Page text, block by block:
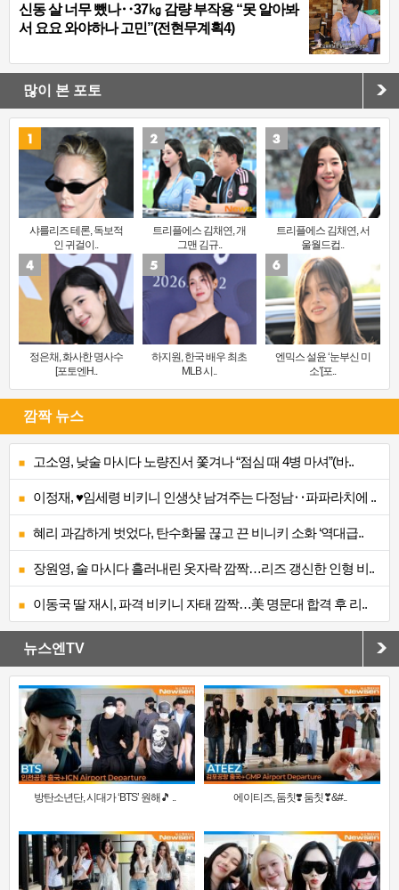
신동 살 너무 뺐나‥37㎏ 감량 부작용 “못 알아봐
서 요요 와야하나 고민”(전현무계획4)
많이 본 포토
샤를리즈 테론, 독보적
인 귀걸이..
트리플에스 김채연, 개
그맨 김규..
트리플에스 김채연, 서
울월드컵..
정은채, 화사한 명사수
[포토엔H..
하지원, 한국 배우 최초
MLB 시..
엔믹스 설윤 ‘눈부신 미
소’[포..
깜짝 뉴스
고소영, 낮술 마시다 노량진서 쫓겨나 “점심 때 4병 마셔”(바..
이정재, ♥임세령 비키니 인생샷 남겨주는 다정남‥파파라치에 ..
혜리 과감하게 벗었다, 탄수화물 끊고 끈 비니키 소화 ‘역대급..
장원영, 술 마시다 흘러내린 옷자락 깜짝…리즈 갱신한 인형 비..
이동국 딸 재시, 파격 비키니 자태 깜짝…美 명문대 합격 후 리..
뉴스엔TV
방탄소년단, 시대가 ‘BTS’ 원해🎵 .. 에이티즈, 둠칫❣️ 둠칫❣&#..